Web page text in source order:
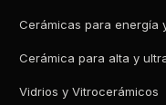
Cerámicas para energía
Cerámica para alta y
Vidrios y Vitrocerámicos